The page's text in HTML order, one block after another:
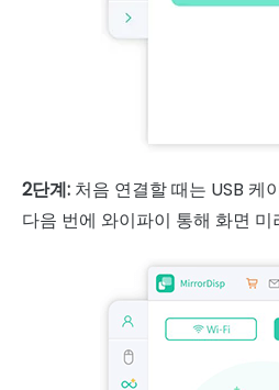
2단계: 처음 연결할 때는 USB 케
다음 번에 와이파이 통해 화면 미